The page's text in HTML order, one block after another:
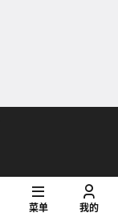
菜单 我的